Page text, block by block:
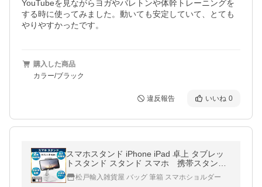
YouTubeを見ながらヨガやバレトンや体幹トレーニングを
する時に使ってみました。動いても安定していて、とても
やりやすかったです。
購入した商品
カラー/ブラック
違反報告 いいね 0
スマホスタンド iPhone iPad 卓上 タブレッ
トスタンド スタンド スマホ 携帯スタンド
折りたたみ 高さ調整 スマホホルダー 軽
い コンパクト
松戸輸入雑貨屋 バッグ 筆箱 スマホショルダー